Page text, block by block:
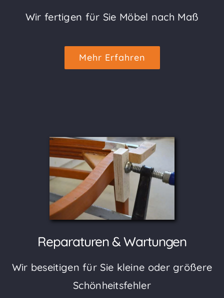
Wir fertigen für Sie Möbel nach Maß
Mehr Erfahren
Reparaturen & Wartungen
Wir beseitigen für Sie kleine oder größere
Schönheitsfehler